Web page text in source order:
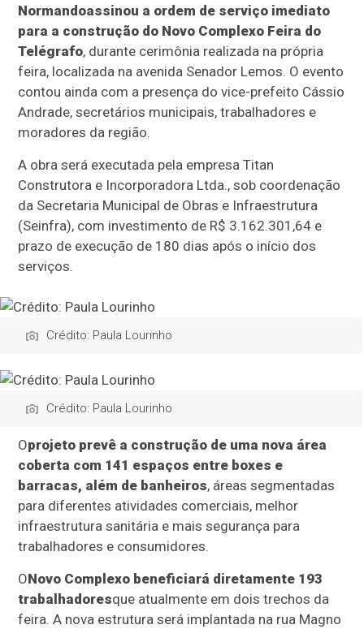
Normandoassinou a ordem de serviço imediato
para a construção do Novo Complexo Feira do
Telégrafo, durante cerimônia realizada na própria
feira, localizada na avenida Senador Lemos. O evento
contou ainda com a presença do vice-prefeito Cássio
Andrade, secretários municipais, trabalhadores e
moradores da região.
A obra será executada pela empresa Titan
Construtora e Incorporadora Ltda., sob coordenação
da Secretaria Municipal de Obras e Infraestrutura
(Seinfra), com investimento de R$ 3.162.301,64 e
prazo de execução de 180 dias após o início dos
serviços.
Crédito: Paula Lourinho
Crédito: Paula Lourinho
Oprojeto prevê a construção de uma nova área
coberta com 141 espaços entre boxes e
barracas, além de banheiros, áreas segmentadas
para diferentes atividades comerciais, melhor
infraestrutura sanitária e mais segurança para
trabalhadores e consumidores.
ONovo Complexo beneficiará diretamente 193
trabalhadoresque atualmente em dois trechos da
feira. A nova estrutura será implantada na rua Magno